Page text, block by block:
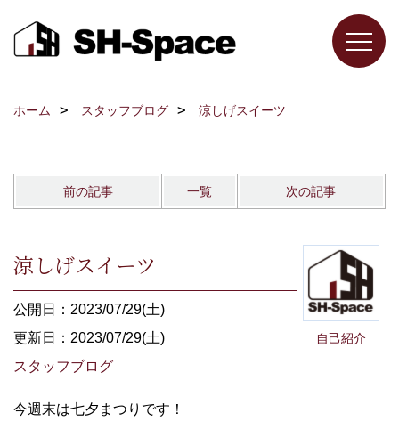
ホーム スタッフブログ 涼しげスイーツ
前の記事 一覧 次の記事
自己紹介
涼しげスイーツ
公開日：2023/07/29(土)
更新日：2023/07/29(土)
スタッフブログ
今週末は七夕まつりです！